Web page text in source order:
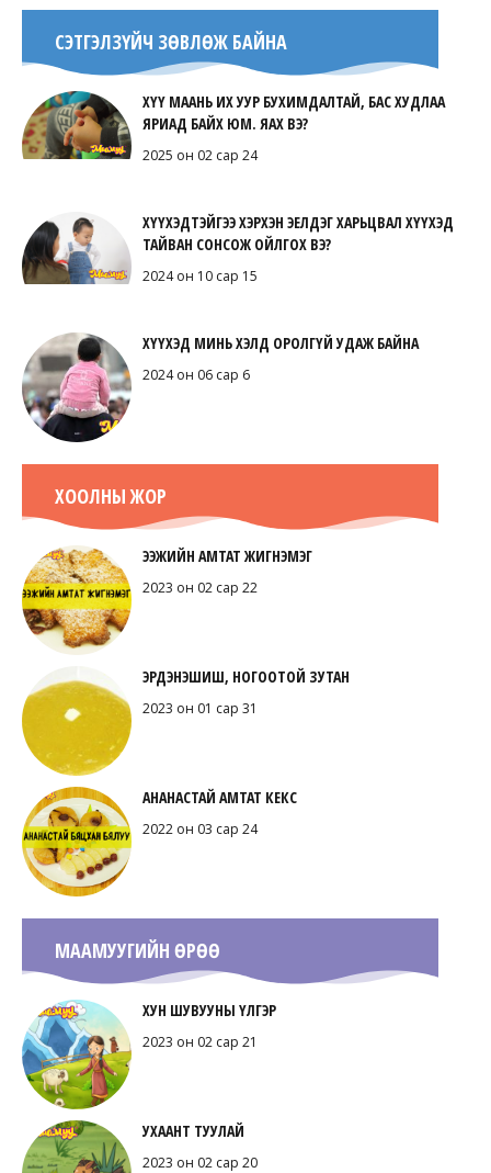
СЭТГЭЛЗҮЙЧ ЗӨВЛӨЖ БАЙНА
ХҮҮ МААНЬ ИХ УУР БУХИМДАЛТАЙ, БАС ХУДЛАА
ЯРИАД БАЙХ ЮМ. ЯАХ ВЭ?
2025 он 02 сар 24
ХҮҮХЭДТЭЙГЭЭ ХЭРХЭН ЭЕЛДЭГ ХАРЬЦВАЛ ХҮҮХЭД
ТАЙВАН СОНСОЖ ОЙЛГОХ ВЭ?
2024 он 10 сар 15
ХҮҮХЭД МИНЬ ХЭЛД ОРОЛГҮЙ УДАЖ БАЙНА
2024 он 06 сар 6
ХООЛНЫ ЖОР
ЭЭЖИЙН АМТАТ ЖИГНЭМЭГ
2023 он 02 сар 22
ЭРДЭНЭШИШ, НОГООТОЙ ЗУТАН
2023 он 01 сар 31
АНАНАСТАЙ АМТАТ КЕКС
2022 он 03 сар 24
МААМУУГИЙН ӨРӨӨ
ХУН ШУВУУНЫ ҮЛГЭР
2023 он 02 сар 21
УХААНТ ТУУЛАЙ
2023 он 02 сар 20